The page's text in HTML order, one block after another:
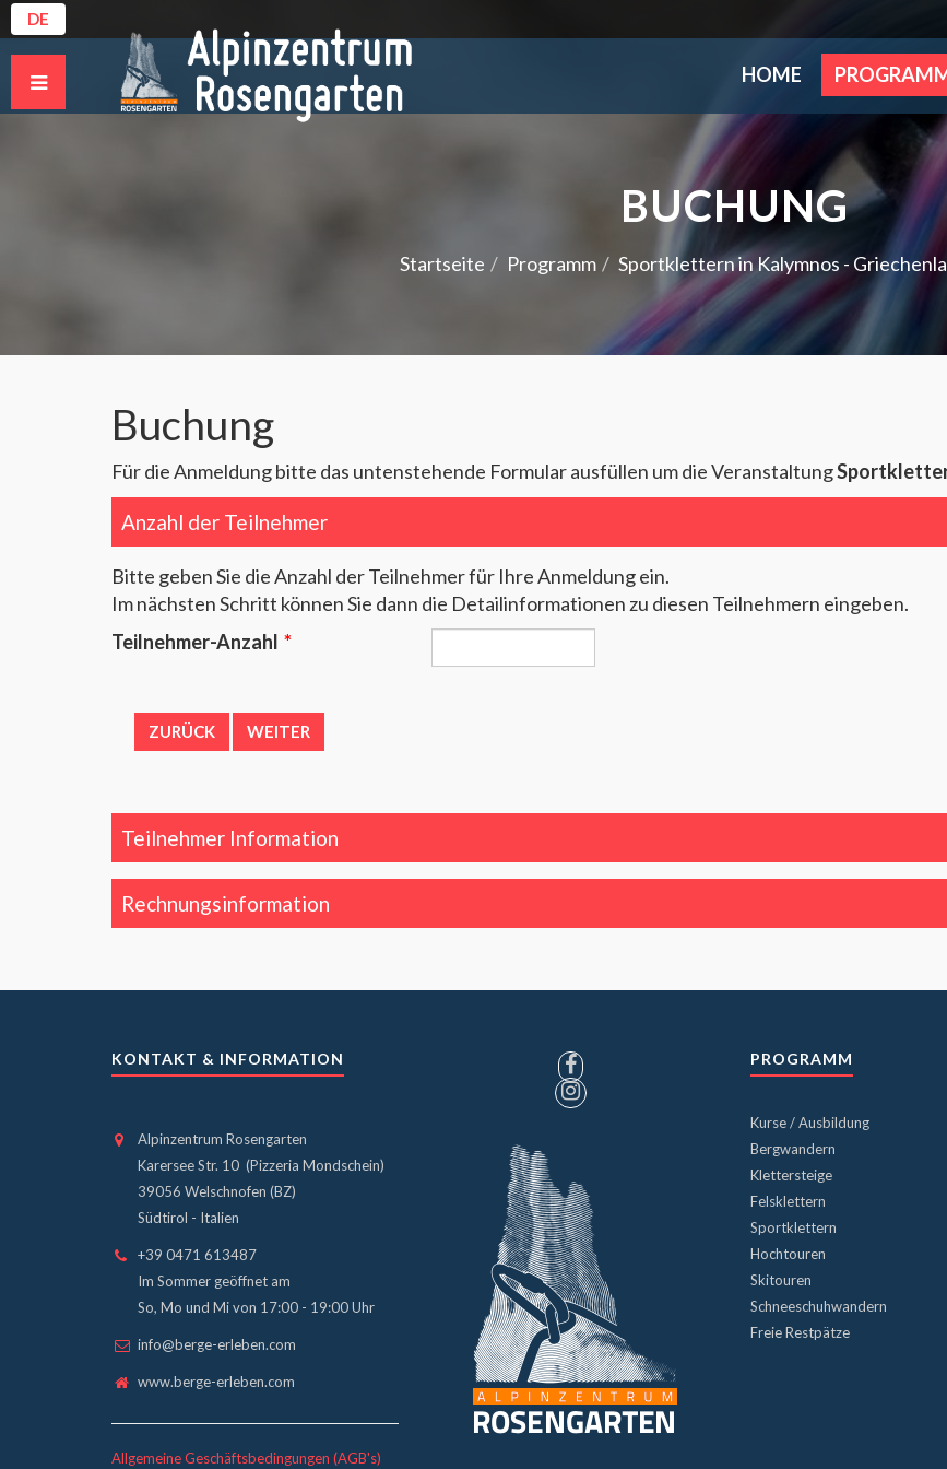
DE
HOME
BUCHUNG
Startseite Programm Sportklettern in Kalymnos -
Buchung
Für die Anmeldung bitte das untenstehende Formular ausfüllen um die Veranstaltung
Anzahl der Teilnehmer
Bitte geben Sie die Anzahl der Teilnehmer für Ihre Anmeldung ein.
Im nächsten Schritt können Sie dann die Detailinformationen zu diesen Teilnehmern eingeben.
Teilnehmer-Anzahl *
Teilnehmer Information
Rechnungsinformation
KONTAKT & INFORMATION
Alpinzentrum Rosengarten
Karersee Str. 10 (Pizzeria Mondschein)
39056 Welschnofen (BZ)
Südtirol - Italien
+39 0471 613487
Im Sommer geöffnet am
So, Mo und Mi von 17:00 - 19:00 Uhr
info@berge-erleben.com
www.berge-erleben.com
Allgemeine Geschäftsbedingungen (AGB's)
PROGRAMM
Kurse / Ausbildung
Bergwandern
Klettersteige
Felsklettern
Sportklettern
Hochtouren
Skitouren
Schneeschuhwandern
Freie Restpätze